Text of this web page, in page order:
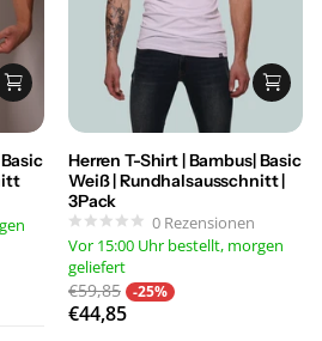
Herren T-Shirt | Bambus| Basic
Weiß | Rundhalsausschnitt |
3Pack
0 Rezensionen
Vor 15:00 Uhr bestellt, morgen
geliefert
€59,85 -25%
€44,85